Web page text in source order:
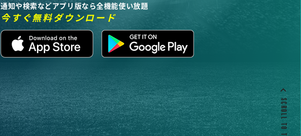
通知や検索などアプリ版なら全機能使い放題
今すぐ無料ダウンロード
SCROLL TO TOP